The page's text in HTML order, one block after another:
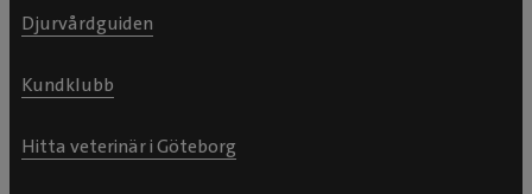
Djurvårdguiden
Kundklubb
Hitta veterinär i Göteborg